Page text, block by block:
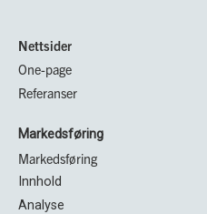
Nettsider
One-page
Referanser
Markedsføring
Markedsføring
Innhold
Analyse